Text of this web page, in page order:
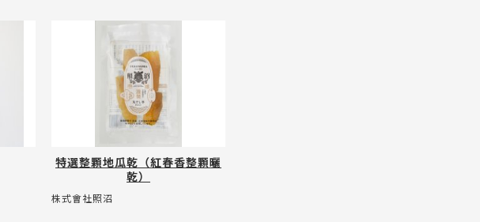
特選整顆地瓜乾（紅春香整顆曬
乾）
株式會社照沼